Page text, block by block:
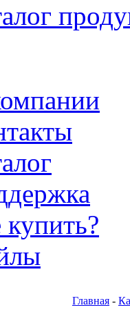
купить?
Главная -